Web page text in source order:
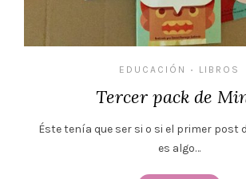
EDUCACIÓN • LIBROS
Tercer pack de
Éste tenía que ser si o si el primer post
es algo…